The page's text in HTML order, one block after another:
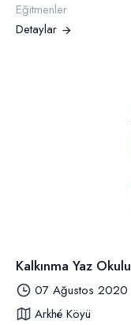
Eğitmenler
Detaylar
Kalkınma Yaz Okulu
07 Ağustos 2020
Arkhé Köyü